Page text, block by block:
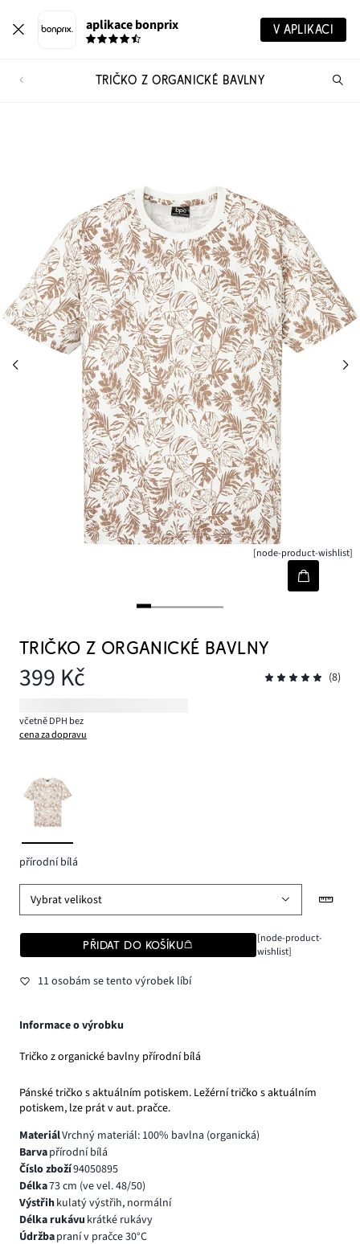
aplikace bonprix V APLIKACI
TRIČKO Z ORGANICKÉ BAVLNY
[node-product-wishlist]
TRIČKO Z ORGANICKÉ BAVLNY
399 Kč (8)
včetně DPH bez
cena za dopravu
přírodní bílá
Vybrat velikost
PŘIDAT DO KOŠÍKU
[node-product-
wishlist]
11 osobám se tento výrobek líbí
Informace o výrobku
Tričko z organické bavlny přírodní bílá
Pánské tričko s aktuálním potiskem. Ležérní tričko s aktuálním
potiskem, lze prát v aut. pračce.
MateriálVrchný materiál: 100% bavlna (organická)
Barvapřírodní bílá
Číslo zboží94050895
Délka73 cm (ve vel. 48/50)
Výstřihkulatý výstřih, normální
Délka rukávu krátké rukávy
Údržbapraní v pračce 30°C